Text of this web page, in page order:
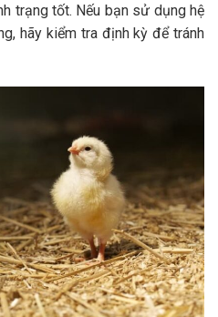
trạng tốt. Nếu bạn sử dụng hệ
hãy kiểm tra định kỳ để tránh